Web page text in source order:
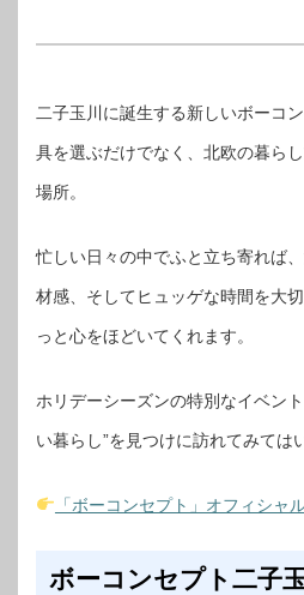
二子玉川に誕生する新しいボーコ
具を選ぶだけでなく、北欧の暮ら
場所。
忙しい日々の中でふと立ち寄れば
材感、そしてヒュッゲな時間を大
っと心をほどいてくれます。
ホリデーシーズンの特別なイベン
い暮らし”を見つけに訪れてみては
「ボーコンセプト」オフィシャ
ボーコンセプト二子